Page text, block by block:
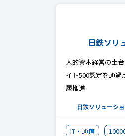
日鉄ソリ
人的資本経営の土
イト500認定を通過
層推進
日鉄ソリューシ
IT・通信